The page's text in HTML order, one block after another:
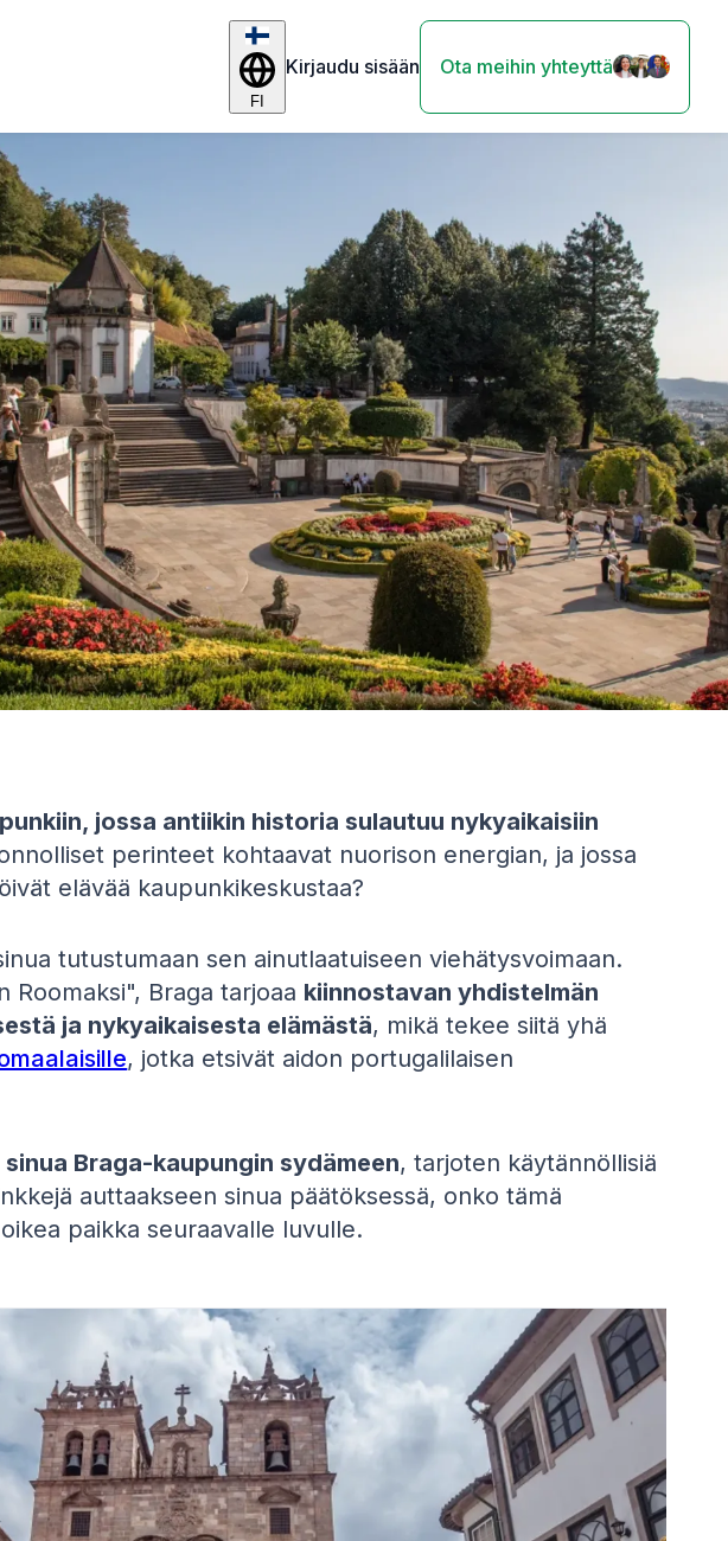
FI
Kirjaudu sisään Ota meihin yhteyttä
jossa antiikin historia sulautuu nykyaikaisiin
perinteet kohtaavat nuorison energian, ja jossa
elävää kaupunkikeskustaa?
tutustumaan sen ainutlaatuiseen viehätysvoimaan.
Roomaksi", Braga tarjoaa kiinnostavan yhdistelmän
ja nykyaikaisesta elämästä, mikä tekee siitä yhä
, jotka etsivät aidon portugalilaisen
sinua Braga-kaupungin sydämeen, tarjoten käytännöllisiä
auttaakseen sinua päätöksessä, onko tämä
oikea paikka seuraavalle luvulle.